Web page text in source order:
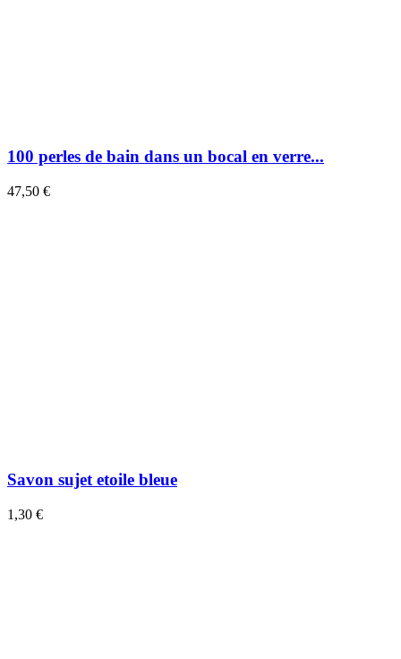
100 perles de bain dans un bocal en verre...
47,50 €
Savon sujet etoile bleue
1,30 €